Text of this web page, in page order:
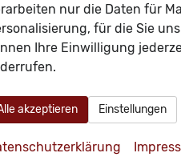
Isofix
nur die Daten für
für die Sie
Ihre Einwilligung
akzeptieren Einstellungen